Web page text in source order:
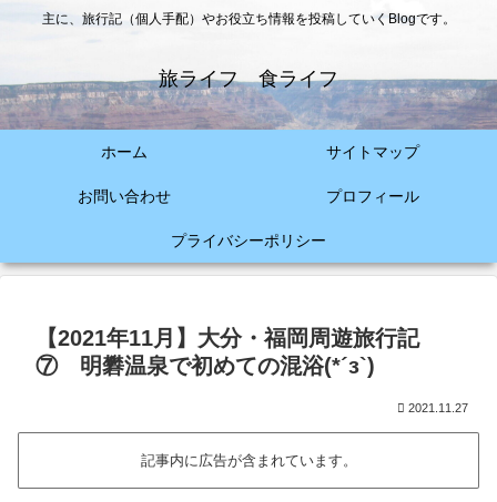
主に、旅行記（個人手配）やお役立ち情報を投稿していくBlogです。
旅ライフ 食ライフ
ホーム サイトマップ
お問い合わせ プロフィール
プライバシーポリシー
【2021年11月】大分・福岡周遊旅行記
⑦ 明礬温泉で初めての混浴(*´з`)
2021.11.27
記事内に広告が含まれています。